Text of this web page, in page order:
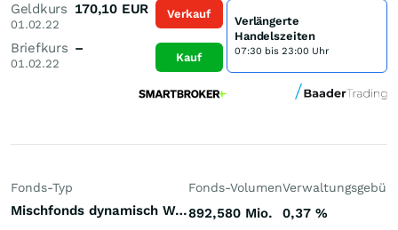
Geldkurs
01.02.22
170,10 EUR
Briefkurs
01.02.22
–
Verkauf
Kauf
Verlängerte
Handelszeiten
07:30 bis 23:00 Uhr
Fonds-Typ
Mischfonds dynamisch Welt
Fonds-Volumen
892,580 Mio. 0,37 %